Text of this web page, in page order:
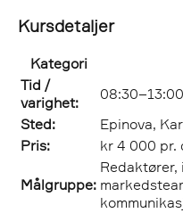
Kursdetaljer
Kategori
Tid /
varighet:
Sted:
Epinova,
Pris:
kr 4 000 pr.
Målgruppe:
Redaktører,